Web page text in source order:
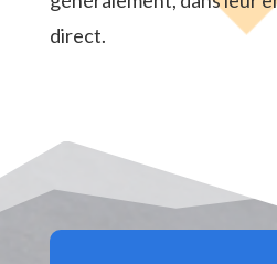
direct.